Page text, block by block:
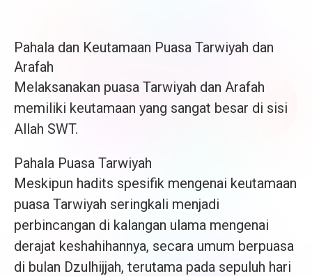
Pahala dan Keutamaan Puasa Tarwiyah dan
Arafah
Melaksanakan puasa Tarwiyah dan Arafah
memiliki keutamaan yang sangat besar di sisi
Allah SWT.
Pahala Puasa Tarwiyah
Meskipun hadits spesifik mengenai keutamaan
puasa Tarwiyah seringkali menjadi
perbincangan di kalangan ulama mengenai
derajat keshahihannya, secara umum berpuasa
di bulan Dzulhijjah, terutama pada sepuluh hari